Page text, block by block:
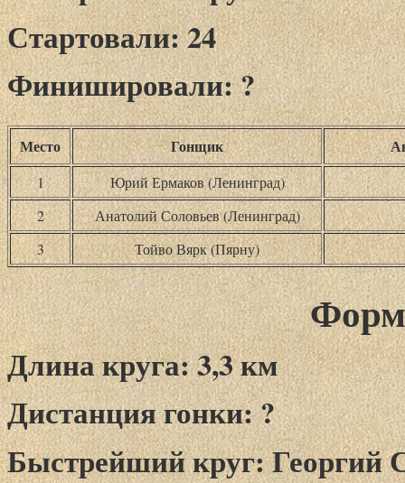
Стартовали: 24
Финишировали: ?
Место Гонщик
1
Юрий Ермаков (Ленинград)
2
Анатолий Соловьев (Ленинград)
3
Тойво Вярк (Пярну)
Длина круга: 3,3 км
Дистанция гонки: ?
Быстрейший круг: Георгий